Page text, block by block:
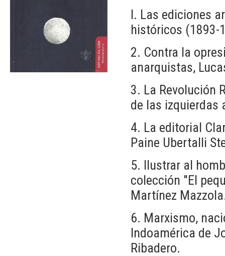
I. Las ediciones
históricos (1893-
2. Contra la
anarquistas,
3. La Revolución
de las
4. La editorial
Paine Ubertalli
5. Ilustrar al
colección "El
Martínez
6. Marxismo,
Indoamérica de
Ribadero.